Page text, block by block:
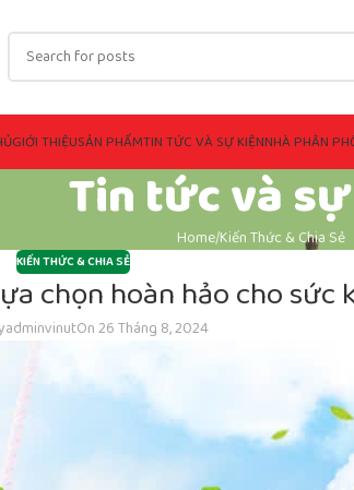
GIỚI THIỆUSẢN PHẨMTIN TỨC VÀ SỰ KIỆNNHÀ PHÂN
Tin tức và
HomeKiến Thức & Chia Sẻ
KIẾN THỨC & CHIA SẺ
chọn hoàn hảo cho sức
adminvinutOn 26 Tháng 8, 2024